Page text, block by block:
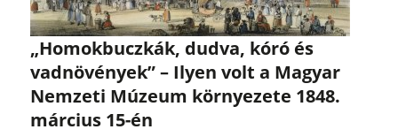
„Homokbuczkák, dudva, kóró és
vadnövények” – Ilyen volt a Magyar
Nemzeti Múzeum környezete 1848.
március 15-én